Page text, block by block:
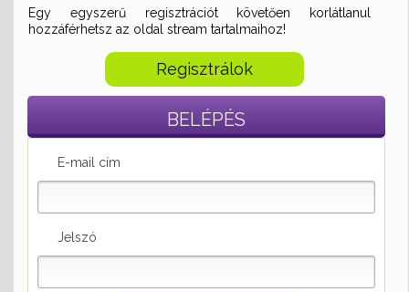
Egy egyszerű regisztrációt követően korlátlanul
hozzáférhetsz az oldal stream tartalmaihoz!
Regisztrálok
BELÉPÉS
E-mail cím
Jelszó